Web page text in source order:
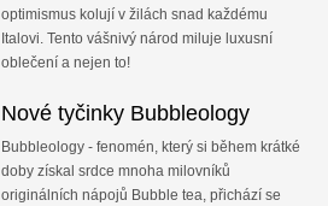
Móda
Kultura
Sport
optimismus kolují v žilách snad každému
Italovi. Tento vášnivý národ miluje luxusní
oblečení a nejen to!
Nové tyčinky Bubbleology
Bubbleology - fenomén, který si během krátké
doby získal srdce mnoha milovníků
originálních nápojů Bubble tea, přichází se